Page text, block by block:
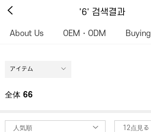
'6' 검색결과
About Us OEM・ODM Buying
アイテム
全体 66
人気順 12点見る